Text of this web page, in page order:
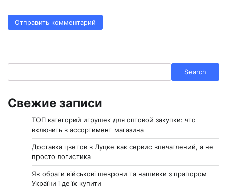
Search
Свежие записи
ТОП категорий игрушек для оптовой закупки: что
включить в ассортимент магазина
Доставка цветов в Луцке как сервис впечатлений, а не
просто логистика
Як обрати військові шеврони та нашивки з прапором
України і де їх купити